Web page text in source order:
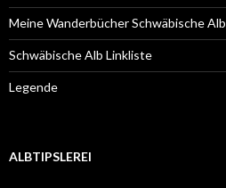
Meine Wanderbücher Schwäbische Alb
Schwäbische Alb Linkliste
Legende
ALBTIPSLEREI